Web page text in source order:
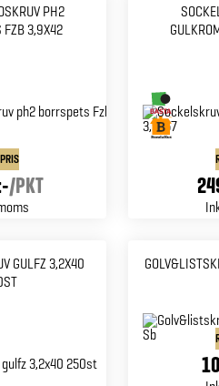
PH2
FZB 3,9X42
/PKT
GULFZ 3,2X40